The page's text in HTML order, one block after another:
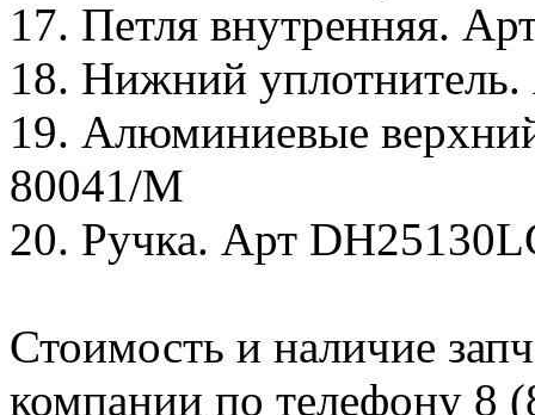
17. Петля внутренняя.
18. Нижний
19. Алюминиевые
80041/М
20. Ручка. Арт
Стоимость и наличие
компании по телефону 8